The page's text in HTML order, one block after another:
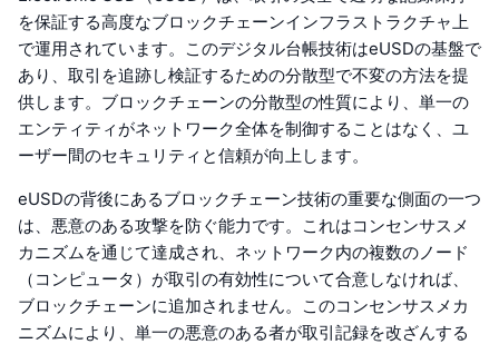
を保証する高度なブロックチェーンインフラストラクチャ上
で運用されています。このデジタル台帳技術はeUSDの基盤で
あり、取引を追跡し検証するための分散型で不変の方法を提
供します。ブロックチェーンの分散型の性質により、単一の
エンティティがネットワーク全体を制御することはなく、ユ
ーザー間のセキュリティと信頼が向上します。
eUSDの背後にあるブロックチェーン技術の重要な側面の一つ
は、悪意のある攻撃を防ぐ能力です。これはコンセンサスメ
カニズムを通じて達成され、ネットワーク内の複数のノード
（コンピュータ）が取引の有効性について合意しなければ、
ブロックチェーンに追加されません。このコンセンサスメカ
ニズムにより、単一の悪意のある者が取引記録を改ざんする